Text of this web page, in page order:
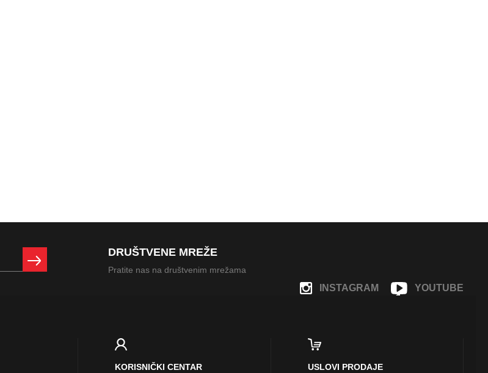
DRUŠTVENE MREŽE
Pratite nas na društvenim mrežama
YOUTUBE
INSTAGRAM
KORISNIČKI CENTAR USLOVI PRODAJE